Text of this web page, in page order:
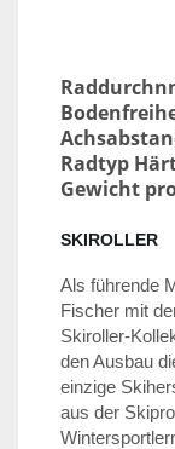
Radtyp
Gewicht
SKIROLLER
Als führende
Fischer mit
Skiroller-
den Ausbau
einzige
aus der